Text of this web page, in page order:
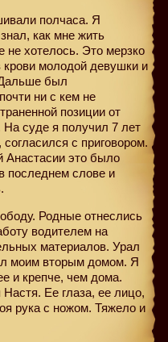
полчаса. Я
как мне жить
хотелось. Это мерзко
крови молодой девушки и
был
ни с кем не
позиции от
На суде я получил 7 лет
с приговором.
Анастасии это было
последнем слове и
Родные отнеслись
водителем на
материалов. Урал
моим вторым домом. Я
и крепче, чем дома.
Ее глаза, ее лицо,
рука с ножом. Тяжело и